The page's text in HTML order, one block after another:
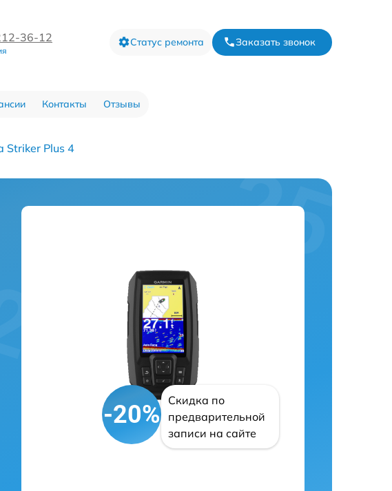
36-12 Статус ремонта Заказать звонок
Контакты Отзывы
Striker Plus 4
-20%
Скидка по
предварительной
записи на сайте